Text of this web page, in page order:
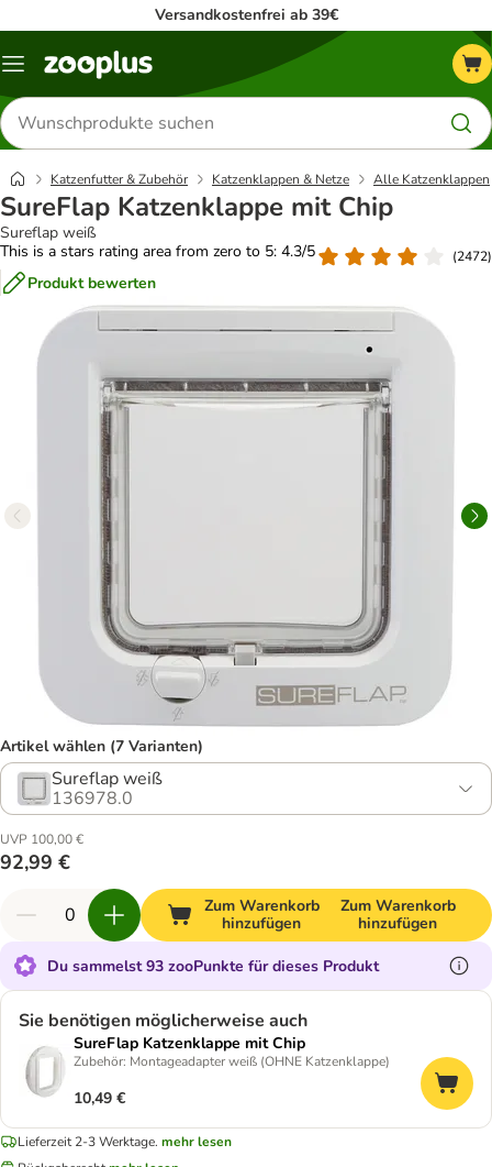
Versandkostenfrei ab 39€
Menü
Produkte
suchen
Katzenfutter & Zubehör Katzenklappen & Netze Alle Katzenklappen
SureFlap Katzenklappe mit Chip
Sureflap weiß
This is a stars rating area from zero to 5: 4.3/5
(2472)
Produkt bewerten
Artikel wählen (7 Varianten)
Sureflap weiß
136978.0
UVP 100,00 €
92,99 €
Zum Warenkorb
hinzufügen
Zum Warenkorb
hinzufügen
Du sammelst 93 zooPunkte für dieses Produkt
Sie benötigen möglicherweise auch
SureFlap Katzenklappe mit Chip
Zubehör: Montageadapter weiß (OHNE Katzenklappe)
10,49 €
Lieferzeit 2-3 Werktage. mehr lesen